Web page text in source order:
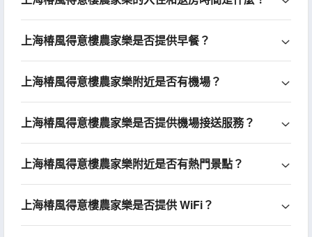
上海椿風得意樓農家樂是否提供早餐？
上海椿風得意樓農家樂附近是否有機場？
上海椿風得意樓農家樂是否提供機場接送服務？
上海椿風得意樓農家樂附近是否有熱門景點？
上海椿風得意樓農家樂是否提供 WiFi？